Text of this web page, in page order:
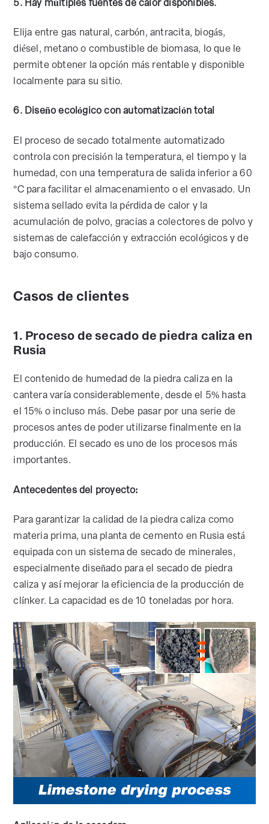
Elija entre gas natural, carbón, antracita, biogás,
diésel, metano o combustible de biomasa, lo que le
permite obtener la opción más rentable y disponible
localmente para su sitio.
6. Diseño ecológico con automatización total
El proceso de secado totalmente automatizado
controla con precisión la temperatura, el tiempo y la
humedad, con una temperatura de salida inferior a 60
°C para facilitar el almacenamiento o el envasado. Un
sistema sellado evita la pérdida de calor y la
acumulación de polvo, gracias a colectores de polvo y
sistemas de calefacción y extracción ecológicos y de
bajo consumo.
Casos de clientes
1. Proceso de secado de piedra caliza en
Rusia
El contenido de humedad de la piedra caliza en la
cantera varía considerablemente, desde el 5% hasta
el 15% o incluso más. Debe pasar por una serie de
procesos antes de poder utilizarse finalmente en la
producción. El secado es uno de los procesos más
importantes.
Antecedentes del proyecto:
Para garantizar la calidad de la piedra caliza como
materia prima, una planta de cemento en Rusia está
equipada con un sistema de secado de minerales,
especialmente diseñado para el secado de piedra
caliza y así mejorar la eficiencia de la producción de
clínker. La capacidad es de 10 toneladas por hora.